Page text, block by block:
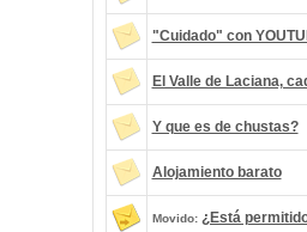
"Cuidado" con
El Valle de Laciana,
Y que es de chustas?
Alojamiento barato
Movido: ¿Está